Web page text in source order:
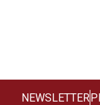
NEWSLETTER